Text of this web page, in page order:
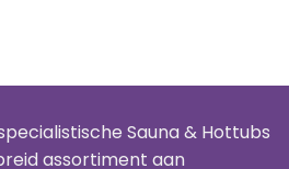
Sauna & Hottubs
assortiment aan